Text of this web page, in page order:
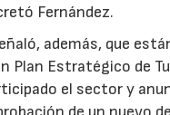
Fernández.
además, que
Plan Estratégico de
el sector y